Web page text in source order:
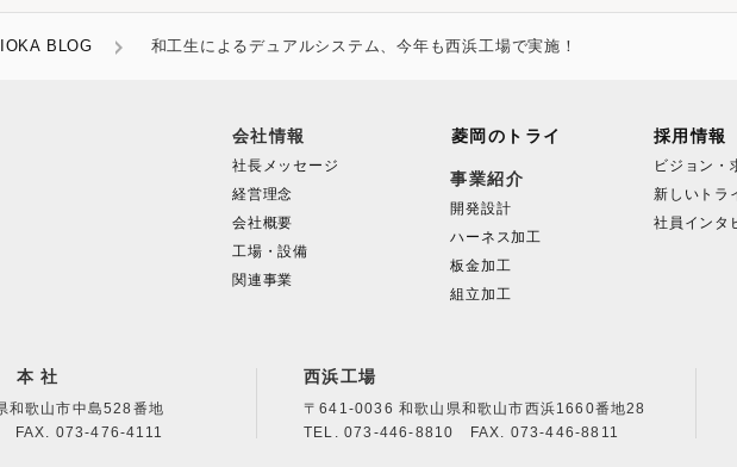
BLOG 和工生によるデュアルシステム、今年も西浜工場で実施！
会社情報
社長メッセージ
経営理念
会社概要
工場・設備
関連事業
菱岡のトライ
事業紹介
開発設計
ハーネス加工
板金加工
組立加工
採用情報
ビジョン・
新しいトラ
社員インタ
本 社
歌山市中島528番地
FAX. 073-476-4111
西浜工場
〒641-0036 和歌山県和歌山市西浜1660番地28
TEL. 073-446-8810 FAX. 073-446-8811